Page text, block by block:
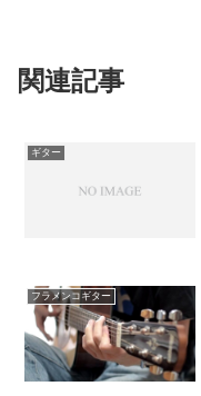
関連記事
ギター
フラメンコギター